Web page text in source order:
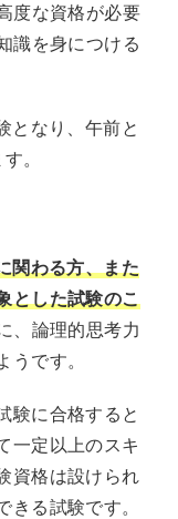
度な資格が必要
識を身につける
となり、午前と
。
関わる方、また
とした試験のこ
、論理的思考力
です。
験に合格すると
一定以上のスキ
資格は設けられ
る試験です。